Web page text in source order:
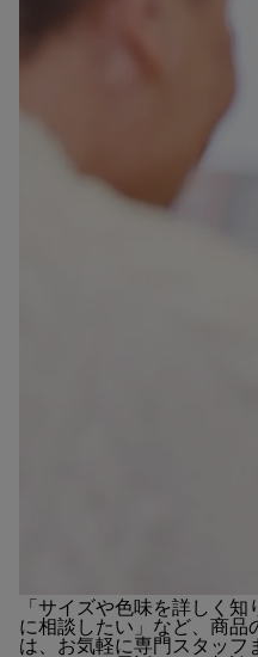
「サイズや色味を詳しく
に相談したい」など、商
は、お気軽に専門スタッフ